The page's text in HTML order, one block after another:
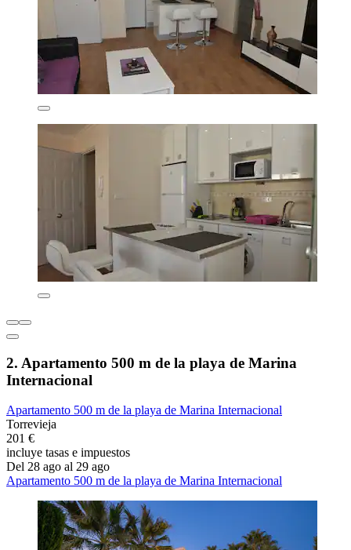
2. Apartamento 500 m de la playa de Marina
Internacional
Apartamento 500 m de la playa de Marina Internacional
Torrevieja
201 €
incluye tasas e impuestos
Del 28 ago al 29 ago
Apartamento 500 m de la playa de Marina Internacional